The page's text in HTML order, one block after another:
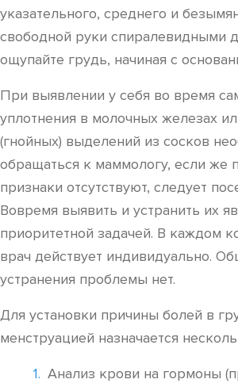
указательного, среднего и
свободной руки спиралевидными
ощупайте грудь, начиная с
При выявлении у себя во время
уплотнения в молочных железах
(гнойных) выделений из сосков
обращаться к маммологу, если же
признаки отсутствуют, следует
Вовремя выявить и устранить их
приоритетной задачей. В каждом
врач действует индивидуально.
устранения проблемы нет.
Для установки причины болей в
менструацией назначается
Анализ крови на гормоны